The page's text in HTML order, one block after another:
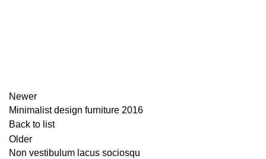
Newer
Minimalist design furniture 2016
Back to list
Older
Non vestibulum lacus sociosqu